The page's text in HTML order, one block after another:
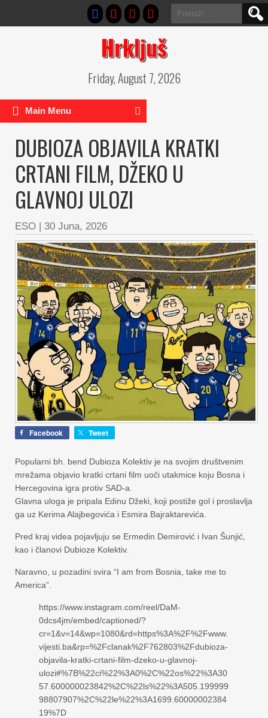
Pretraga:
Hrkljuš
Friday, August 7, 2026
Main Menu
DUBIOZA OBJAVILA KRATKI
CRTANI FILM, DŽEKO U
GLAVNOJ ULOZI
ESO | 30 Juna, 2026
Facebook Tweet
Popularni bh. bend Dubioza Kolektiv je na svojim društvenim
mrežama objavio kratki crtani film uoči utakmice koju Bosna i
Hercegovina igra protiv SAD-a.
Glavna uloga je pripala Edinu Džeki, koji postiže gol i proslavlja
ga uz Kerima Alajbegovića i Esmira Bajraktarevića.
Pred kraj videa pojavljuju se Ermedin Demirović i Ivan Šunjić,
kao i članovi Dubioze Kolektiv.
Naravno, u pozadini svira “I am from Bosnia, take me to
America”.
https://www.instagram.com/reel/DaM-
0dcs4jm/embed/captioned/?
cr=1&v=14&wp=1080&rd=https%3A%2F%2Fwww.
vijesti.ba&rp=%2Fclanak%2F762803%2Fdubioza-
objavila-kratki-crtani-film-dzeko-u-glavnoj-
ulozi#%7B%22ci%22%3A0%2C%22os%22%3A30
57.600000023842%2C%22ls%22%3A505.199999
98807907%2C%22le%22%3A1699.60000002384
19%7D